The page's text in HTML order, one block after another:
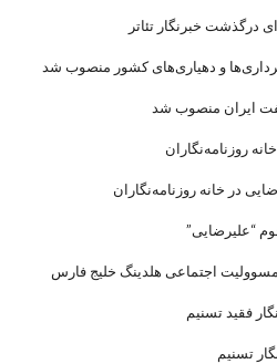
درگذشت خبرنگار تئاتر
و دهیاری‌های کشور منصوب شد
ایران منصوب شد
روزنامه‌نگاران
در خانه روزنامه‌نگاران
“علیرضایی”
اجتماعی هلدینگ خلیج فارس
فقید تسنیم
تسنیم